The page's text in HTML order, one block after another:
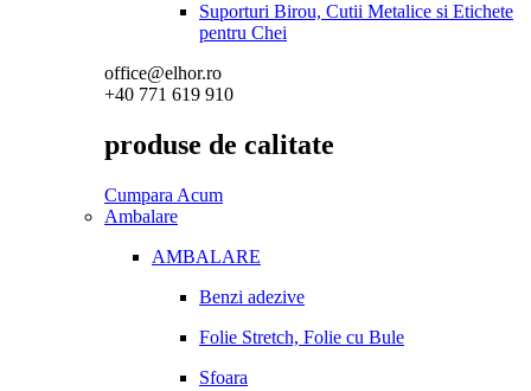
Suporturi Birou, Cutii Metalice si Etichete
pentru Chei
office@elhor.ro
+40 771 619 910
produse de calitate
Cumpara Acum
Ambalare
AMBALARE
Benzi adezive
Folie Stretch, Folie cu Bule
Sfoara